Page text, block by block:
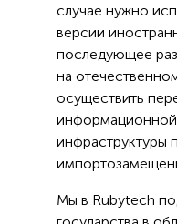
случае нужно
версии
последующее
на
осуществить
инфраструктуры
Мы в Rubytech